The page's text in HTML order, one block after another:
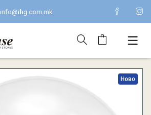
info@rhg.com.mk
Ново